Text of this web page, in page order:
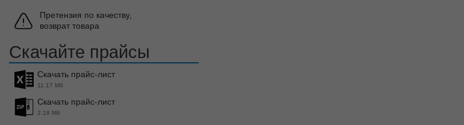
Претензия по качеству,
возврат товара
Скачайте прайсы
Скачать прайс-лист
11.17 Мб
Скачать прайс-лист
2.18 Мб